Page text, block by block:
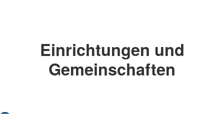
Einrichtungen und
Gemeinschaften